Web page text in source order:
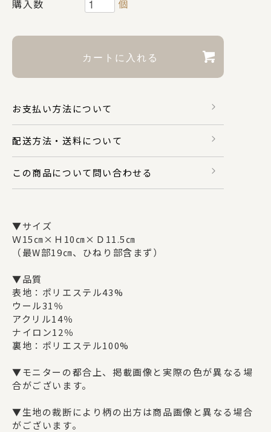
コスメグッズ
財布・カードケース
身のまわり品
バッグ
その他
ギフトセット
西栄について
商品一覧
購入数 個
お支払い方法について
配送方法・送料について
この商品について問い合わせる
▼サイズ
Ｗ15㎝×Ｈ10㎝×Ｄ11.5㎝
（最W部19㎝、ひねり部含まず）
▼品質
表地：ポリエステル43%
ウール31％
アクリル14％
ナイロン12％
裏地：ポリエステル100%
▼モニターの都合上、掲載画像と実際の色が異なる場
合がございます。
▼生地の裁断により柄の出方は商品画像と異なる場合
がございます。